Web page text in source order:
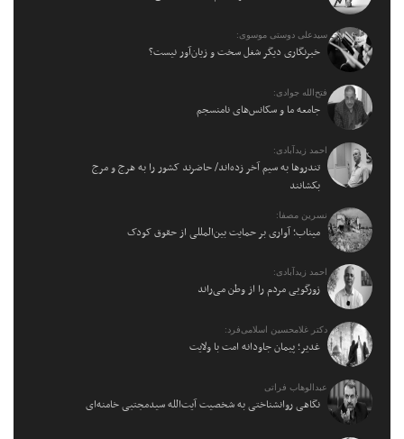
سیدعلی دوستی موسوی:
خبرنگاری دیگر شغل سخت و زیان‌آور نیست؟
فتح‌الله جوادی:
جامعه ما و سکانس‌های نامنسجم
احمد زیدآبادی:
تندروها به سیم آخر زده‌اند/ حاضرند کشور را به هرج و مرج
بکشانند
نسرین مصفا:
میناب؛ آواری بر حمایت بین‌المللی از حقوق کودک
احمد زیدآبادی:
زورگویی مردم را از وطن می‌راند
دکتر غلامحسین اسلامی‌فرد:
غدیر؛ پیمان جاودانه امت با ولایت
عبدالوهاب فراتی
نگاهی روانشناختی به شخصیت آیت‌الله سیدمجتبی خامنه‌ای